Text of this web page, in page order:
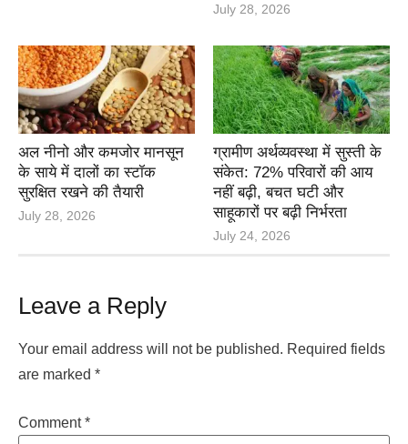
July 28, 2026
अल नीनो और कमजोर मानसून
के साये में दालों का स्टॉक
सुरक्षित रखने की तैयारी
July 28, 2026
ग्रामीण अर्थव्यवस्था में सुस्ती के
संकेत: 72% परिवारों की आय
नहीं बढ़ी, बचत घटी और
साहूकारों पर बढ़ी निर्भरता
July 24, 2026
Leave a Reply
Your email address will not be published. Required fields
are marked *
Comment*